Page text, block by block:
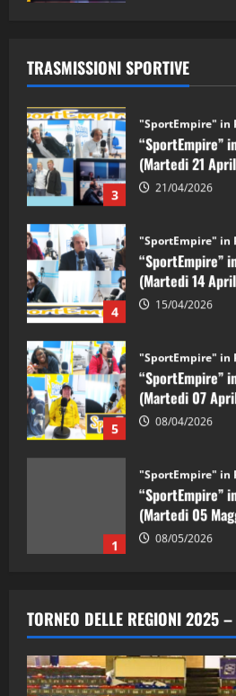
TRASMISSIONI SPORTIVE
2 28/04/2026
3
"SportEmpire" in
“SportEmpire”
(Martedi 21
21/04/2026
4
"SportEmpire" in
“SportEmpire”
(Martedi 14
15/04/2026
5
"SportEmpire" in
“SportEmpire”
(Martedi 07
08/04/2026
1
"SportEmpire" in
“SportEmpire”
(Martedi 05
08/05/2026
2
“SportEmpire”
(Martedi 28
28/04/2026
TORNEO DELLE REGIONI 2025